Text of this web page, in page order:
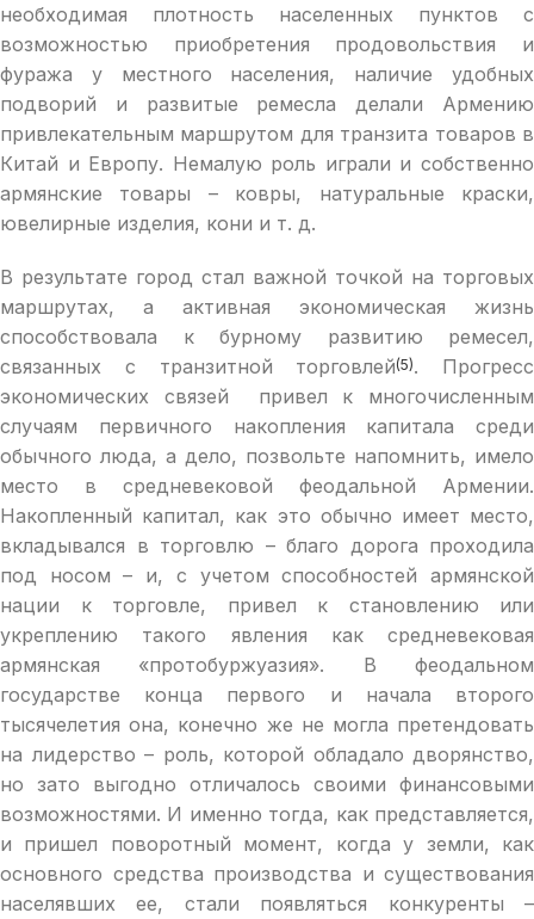
необходимая плотность населенных пунктов с
возможностью приобретения продовольствия и
фуража у местного населения, наличие удобных
подворий и развитые ремесла делали Армению
привлекательным маршрутом для транзита товаров в
Китай и Европу. Немалую роль играли и собственно
армянские товары – ковры, натуральные краски,
ювелирные изделия, кони и т. д.
В результате город стал важной точкой на торговых
маршрутах, а активная экономическая жизнь
способствовала к бурному развитию ремесел,
связанных с транзитной торговлей(5). Прогресс
экономических связей привел к многочисленным
случаям первичного накопления капитала среди
обычного люда, а дело, позвольте напомнить, имело
место в средневековой феодальной Армении.
Накопленный капитал, как это обычно имеет место,
вкладывался в торговлю – благо дорога проходила
под носом – и, с учетом способностей армянской
нации к торговле, привел к становлению или
укреплению такого явления как средневековая
армянская «протобуржуазия». В феодальном
государстве конца первого и начала второго
тысячелетия она, конечно же не могла претендовать
на лидерство – роль, которой обладало дворянство,
но зато выгодно отличалось своими финансовыми
возможностями. И именно тогда, как представляется,
и пришел поворотный момент, когда у земли, как
основного средства производства и существования
населявших ее, стали появляться конкуренты –